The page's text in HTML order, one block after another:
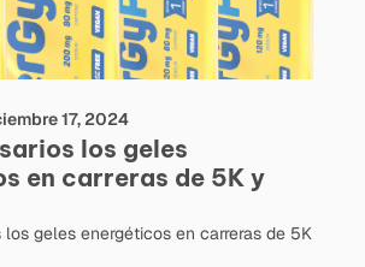
17, 2024
los geles
en carreras de 5K y
los geles energéticos en carreras de 5K